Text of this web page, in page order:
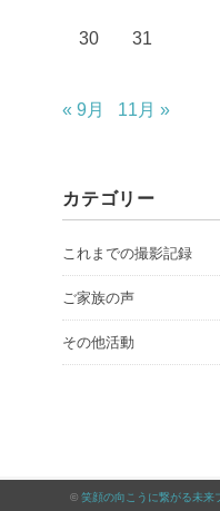
30 31
« 9月 11月 »
カテゴリー
これまでの撮影記録
ご家族の声
その他活動
© 笑顔の向こうに繋がる未来